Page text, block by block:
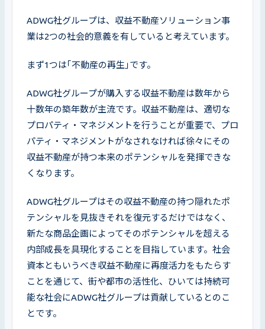
ADWG社グループは、収益不動産ソリューション事
業は2つの社会的意義を有していると考えています。
まず1つは｢不動産の再生｣です。
ADWG社グループが購入する収益不動産は数年から
十数年の築年数が主流です。収益不動産は、適切な
プロパティ・マネジメントを行うことが重要で、プロ
パティ・マネジメントがなされなければ徐々にその
収益不動産が持つ本来のポテンシャルを発揮できな
くなります。
ADWG社グループはその収益不動産の持つ隠れたポ
テンシャルを見抜きそれを復元するだけではなく、
新たな商品企画によってそのポテンシャルを超える
内部成長を具現化することを目指しています。社会
資本ともいうべき収益不動産に再度活力をもたらす
ことを通じて、街や都市の活性化、ひいては持続可
能な社会にADWG社グループは貢献しているとのこ
とです。